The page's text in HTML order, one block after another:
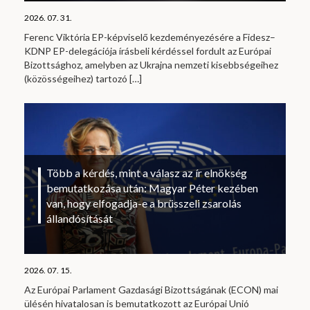
2026. 07. 31.
Ferenc Viktória EP-képviselő kezdeményezésére a Fidesz–
KDNP EP-delegációja írásbeli kérdéssel fordult az Európai
Bizottsághoz, amelyben az Ukrajna nemzeti kisebbségeihez
(közösségeihez) tartozó […]
Több a kérdés, mint a válasz az ír elnökség
bemutatkozása után: Magyar Péter kezében
van, hogy elfogadja-e a brüsszeli zsarolás
állandósítását
2026. 07. 15.
Az Európai Parlament Gazdasági Bizottságának (ECON) mai
ülésén hivatalosan is bemutatkozott az Európai Unió